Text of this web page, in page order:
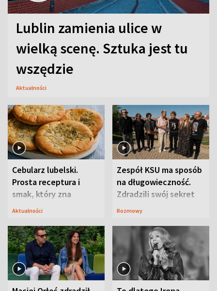
Lublin zamienia ulice w
wielką scenę. Sztuka jest tu
wszędzie
Aktualności
Cebularz lubelski.
Prosta receptura i
smak, który zna
Lubelszczyzna
Aktualności
Zespół KSU ma sposób
na długowieczność.
Zdradzili swój sekret
Rozmowy